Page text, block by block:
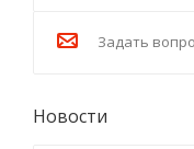
Задать
Новости